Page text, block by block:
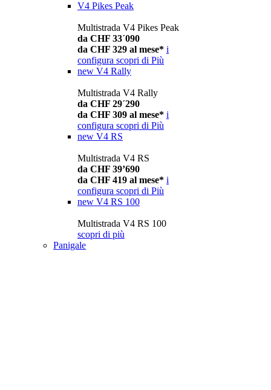
V4 Pikes Peak
Multistrada V4 Pikes Peak
da CHF 33´090
da CHF 329 al mese* i
configura scopri di Più
new V4 Rally
Multistrada V4 Rally
da CHF 29´290
da CHF 309 al mese* i
configura scopri di Più
new V4 RS
Multistrada V4 RS
da CHF 39’690
da CHF 419 al mese* i
configura scopri di Più
new V4 RS 100
Multistrada V4 RS 100
scopri di più
Panigale